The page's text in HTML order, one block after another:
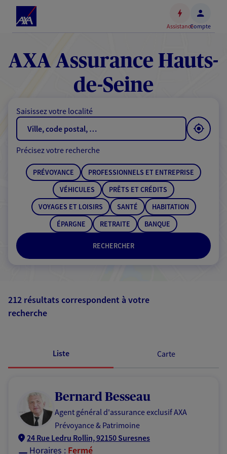
Accéder
contenu
principal
Accéder
au
de
AssistanceCompte
AXA Assurance Hauts-
de-Seine
Saisissez votre localité
RECHERCHER
Précisez votre recherche
PRÉVOYANCE
PROFESSIONNELS ET ENTREPRISE
VÉHICULES
PRÊTS ET CRÉDITS
VOYAGES ET LOISIRS
SANTÉ
HABITATION
ÉPARGNE
RETRAITE BANQUE
212 résultats correspondent à votre
recherche
Liste Carte
Bernard Besseau
Agent général d'assurance exclusif AXA
Prévoyance & Patrimoine
24 Rue Ledru Rollin, 92150 Suresnes
Horaires : Fermé